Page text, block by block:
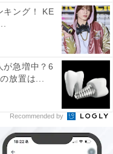
肉レストランチェー
、定番の「牛タン
トッピングする「ね
特に柔らかい部分を
とんタン塩」など、
放題メニューにも含
キング！ KE
が急増中？6
放置は...
Recommended by